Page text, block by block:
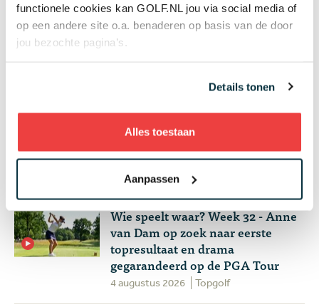
functionele cookies kan GOLF.NL jou via social media of
op een andere site o.a. benaderen op basis van de door
jou bezochte pagina’s.
Details tonen
Alles toestaan
Aanpassen
vastgoedbelegger: maar gaat er ook gegolft
worden op het terrein?
Banen & Clubs
Meest gelezen
Wie speelt waar? Week 32 - Anne
van Dam op zoek naar eerste
topresultaat en drama
gegarandeerd op de PGA Tour
4 augustus 2026 Topgolf